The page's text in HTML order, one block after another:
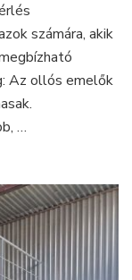
biztonságos
megoldás
számára, akik
Az ollós emelők
…